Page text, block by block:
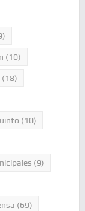
(10)
(18)
(10)
(9)
(69)